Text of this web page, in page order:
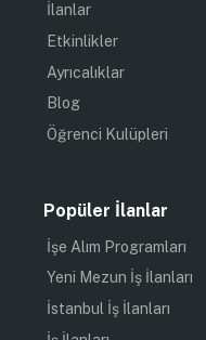
İlanlar
Etkinlikler
Ayrıcalıklar
Blog
Öğrenci Kulüpleri
Popüler İlanlar
İşe Alım Programları
Yeni Mezun İş İlanları
İstanbul İş İlanları